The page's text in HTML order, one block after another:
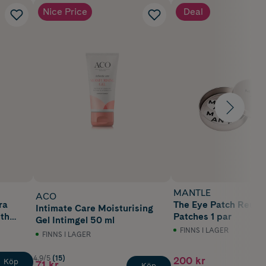
Köp
Nice Price
ACO
Intimate Care Moisturising
Gel Intimgel 50 ml
FINNS I LAGER
4.9/5 (15)
Deal
MANTLE
The Eye Patch
Patches 1 par
FINNS I LAGER
200 kr